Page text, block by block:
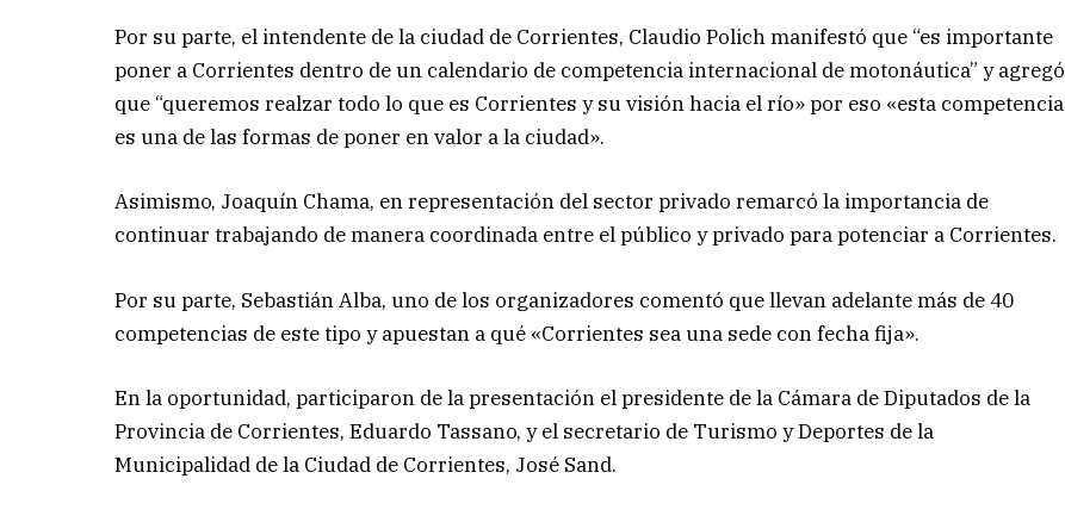
Por su parte, el intendente de la ciudad de Corrientes, Claudio Polich manifestó que “es importante
poner a Corrientes dentro de un calendario de competencia internacional de motonáutica” y agregó
que “queremos realzar todo lo que es Corrientes y su visión hacia el río» por eso «esta competencia
es una de las formas de poner en valor a la ciudad».
Asimismo, Joaquín Chama, en representación del sector privado remarcó la importancia de
continuar trabajando de manera coordinada entre el público y privado para potenciar a Corrientes.
Por su parte, Sebastián Alba, uno de los organizadores comentó que llevan adelante más de 40
competencias de este tipo y apuestan a qué «Corrientes sea una sede con fecha fija».
En la oportunidad, participaron de la presentación el presidente de la Cámara de Diputados de la
Provincia de Corrientes, Eduardo Tassano, y el secretario de Turismo y Deportes de la
Municipalidad de la Ciudad de Corrientes, José Sand.